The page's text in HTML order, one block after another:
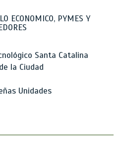
ECONOMICO, PYMES Y
Santa Catalina
la Ciudad
Unidades